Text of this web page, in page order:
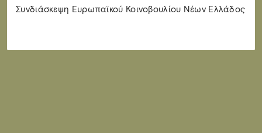
Συνδιάσκεψη Ευρωπαϊκού Κοινοβουλίου Νέων Ελλάδος